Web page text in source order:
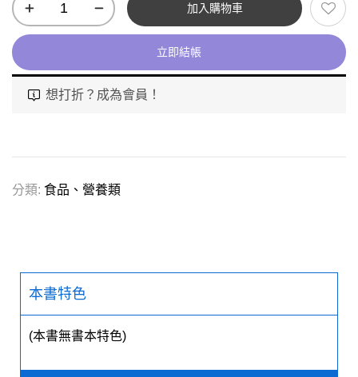
加入購物車
立即結帳
想打折？成為會員！
分類: 食品、營養類
本書特色
(本書無書本特色)